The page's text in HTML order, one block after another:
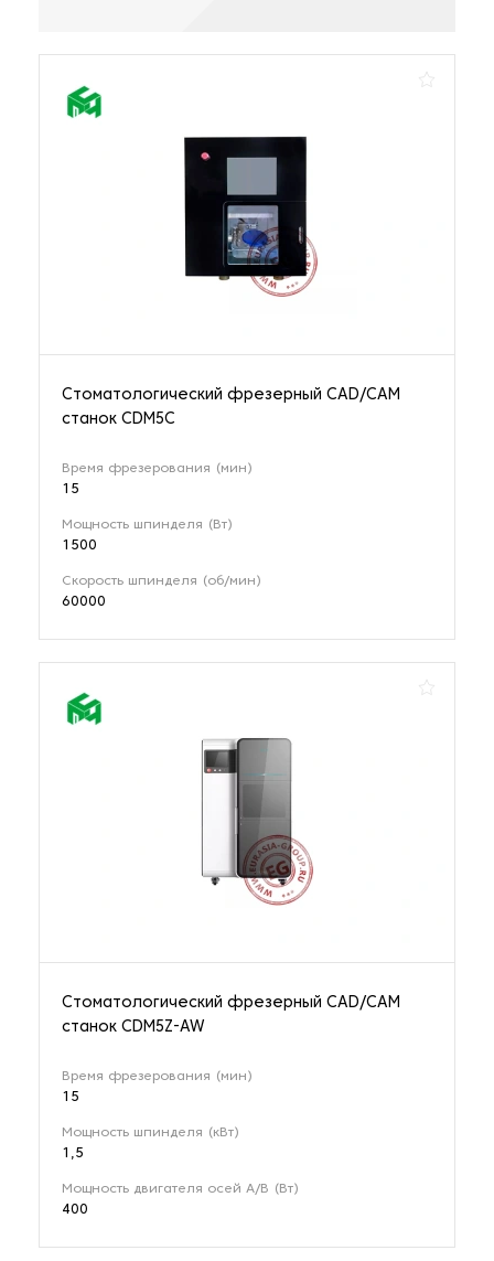
Стоматологический фрезерный CAD/CAM
станок CDM5C
Время фрезерования (мин)
15
Мощность шпинделя (Вт)
1500
Скорость шпинделя (об/мин)
60000
Стоматологический фрезерный CAD/CAM
станок CDM5Z-AW
Время фрезерования (мин)
15
Мощность шпинделя (кВт)
1,5
Мощность двигателя осей A/B (Вт)
400